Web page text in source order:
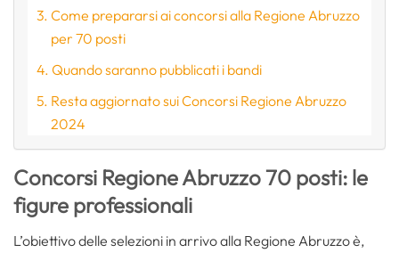
Come prepararsi ai concorsi alla Regione Abruzzo
per 70 posti
Quando saranno pubblicati i bandi
Resta aggiornato sui Concorsi Regione Abruzzo
2024
Concorsi Regione Abruzzo 70 posti: le
figure professionali
L’obiettivo delle selezioni in arrivo alla Regione Abruzzo è,